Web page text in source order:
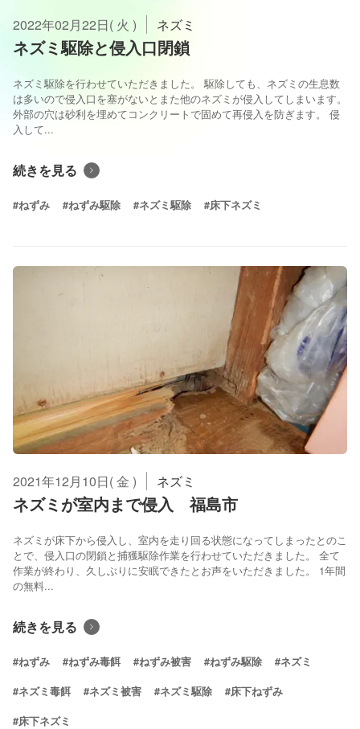
2022年02月22日( 火 ) ネズミ
ネズミ駆除と侵入口閉鎖
ネズミ駆除を行わせていただきました。 駆除しても、ネズミの生息数
は多いので侵入口を塞がないとまた他のネズミが侵入してしまいます。
外部の穴は砂利を埋めてコンクリートで固めて再侵入を防ぎます。 侵
入して...
続きを見る
#ねずみ #ねずみ駆除 #ネズミ駆除 #床下ネズミ
2021年12月10日( 金 ) ネズミ
ネズミが室内まで侵入 福島市
ネズミが床下から侵入し、室内を走り回る状態になってしまったとのこ
とで、侵入口の閉鎖と捕獲駆除作業を行わせていただきました。 全て
作業が終わり、久しぶりに安眠できたとお声をいただきました。 1年間
の無料...
続きを見る
#ねずみ #ねずみ毒餌 #ねずみ被害 #ねずみ駆除 #ネズミ
#ネズミ毒餌 #ネズミ被害 #ネズミ駆除 #床下ねずみ
#床下ネズミ